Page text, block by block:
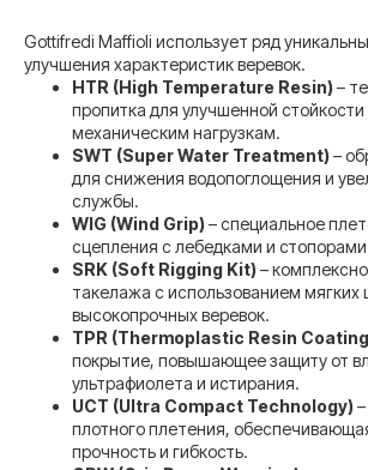
Gottifredi Maffioli использует ряд
улучшения характеристик веревок.
HTR (High Temperature Resin) –
пропитка для улучшенной стойкости
механическим нагрузкам.
SWT (Super Water Treatment) –
для снижения водопоглощения и
службы.
WIG (Wind Grip) – специальное
сцепления с лебедками и
SRK (Soft Rigging Kit) –
такелажа с использованием мягких
высокопрочных веревок.
TPR (Thermoplastic Resin
покрытие, повышающее защиту от
ультрафиолета и истирания.
UCT (Ultra Compact Technology)
плотного плетения,
прочность и гибкость.